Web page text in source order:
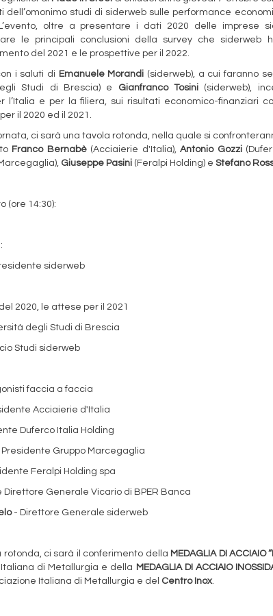
dell’omonimo studi di siderweb sulle performance
oltre a presentare i dati 2020 delle imprese
le principali conclusioni della survey che siderweb
del 2021 e le prospettive per il 2022.
i saluti di Emanuele Morandi (siderweb), a cui faranno
Studi di Brescia) e Gianfranco Tosini (siderweb),
l’Italia e per la filiera, sui risultati economico-finanziari
il 2020 ed il 2021.
ci sarà una tavola rotonda, nella quale si
Franco Bernabè(Acciaierie d'Italia),Antonio Gozzi
Giuseppe Pasini (Feralpi Holding) e Stefano
(ore 14:30):
siderweb
2020, le attese per il 2021
degli Studi di Brescia
Studi siderweb
faccia a faccia
Acciaierie d'Italia
Duferco Italia Holding
Presidente Gruppo Marcegaglia
Feralpi Holding spa
Direttore Generale Vicario di BPER Banca
- Direttore Generale siderweb
ci sarà il conferimento della MEDAGLIA DI
di Metallurgia e della MEDAGLIA DI ACCIAIO
Italiana di Metallurgia e del Centro Inox.